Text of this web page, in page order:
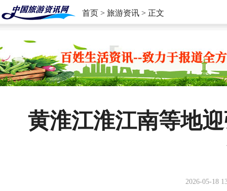
首页 > 旅游资讯 > 正文
黄淮江淮江南等地
2026-05-18